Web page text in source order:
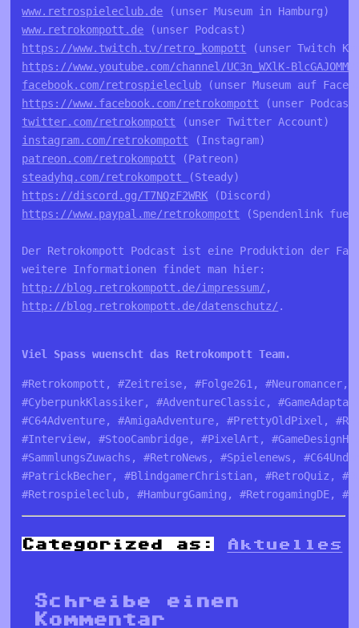
www.retrospieleclub.de
www.retrokompott.de
https://www.twitch.tv/retro_kompott
https://www.youtube.com/channel/UC3n_WXlK-
facebook.com/retrospieleclub
https://www.facebook.com/retrokompott
twitter.com/retrokompott
instagram.com/retrokompott
patreon.com/retrokompott
steadyhq.com/retrokompott
https://discord.gg/T7NQzF2WRK
https://www.paypal.me/retrokompott (Spendenlink
Der Retrokompott Podcast ist eine Produktion der
http://blog.retrokompott.de/impressum/
http://blog.retrokompott.de/datenschutz/ .
Viel Spass wuenscht das Retrokompott Team.
#Retrokompott, #Zeitreise, #Folge261,
#CyberpunkKlassiker, #AdventureClassic,
#C64Adventure, #AmigaAdventure, #PrettyOldPixel,
#Interview, #StooCambridge, #PixelArt,
#SammlungsZuwachs, #RetroNews, #Spielenews,
#PatrickBecher, #BlindgamerChristian, #RetroQuiz,
#Retrospieleclub, #HamburgGaming, #RetrogamingDE,
Categorized as: Aktuelles
Schreibe einen
Kommentar